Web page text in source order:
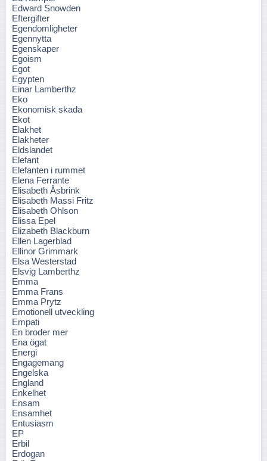
Edward Snowden
Eftergifter
Egendomligheter
Egennytta
Egenskaper
Egoism
Egot
Egypten
Einar Lamberthz
Eko
Ekonomisk skada
Ekot
Elakhet
Elakheter
Eldslandet
Elefant
Elefanten i rummet
Elena Ferrante
Elisabeth Åsbrink
Elisabeth Massi Fritz
Elisabeth Ohlson
Elissa Epel
Elizabeth Blackburn
Ellen Lagerblad
Ellinor Grimmark
Elsa Westerstad
Elsvig Lamberthz
Emma
Emma Frans
Emma Prytz
Emotionell utveckling
Empati
En broder mer
Ena ögat
Energi
Engagemang
Engelska
England
Enkelhet
Ensam
Ensamhet
Entusiasm
EP
Erbil
Erdogan